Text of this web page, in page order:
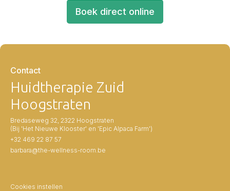
Boek direct online
Contact
Huidtherapie Zuid
Hoogstraten
Bredaseweg 32, 2322 Hoogstraten
(Bij 'Het Nieuwe Klooster' en 'Epic Alpaca Farm')
+32 469 22 87 57
barbara@the-wellness-room.be
Cookies instellen